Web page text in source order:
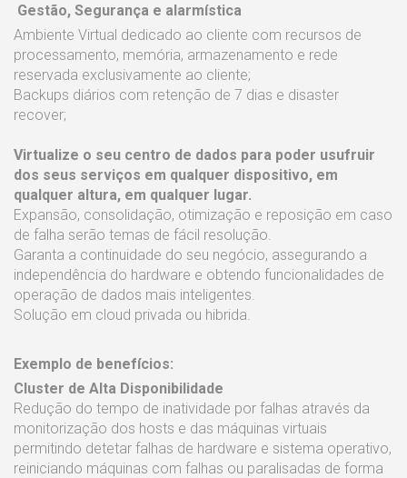
Gestão, Segurança e alarmística
Ambiente Virtual dedicado ao cliente com recursos de
processamento, memória, armazenamento e rede
reservada exclusivamente ao cliente;
Backups diários com retenção de 7 dias e disaster
recover;
Virtualize o seu centro de dados para poder usufruir
dos seus serviços em qualquer dispositivo, em
qualquer altura, em qualquer lugar.
Expansão, consolidação, otimização e reposição em caso
de falha serão temas de fácil resolução.
Garanta a continuidade do seu negócio, assegurando a
independência do hardware e obtendo funcionalidades de
operação de dados mais inteligentes.
Solução em cloud privada ou hibrida.
Exemplo de benefícios:
Cluster de Alta Disponibilidade
Redução do tempo de inatividade por falhas através da
monitorização dos hosts e das máquinas virtuais
permitindo detetar falhas de hardware e sistema operativo,
reiniciando máquinas com falhas ou paralisadas de forma